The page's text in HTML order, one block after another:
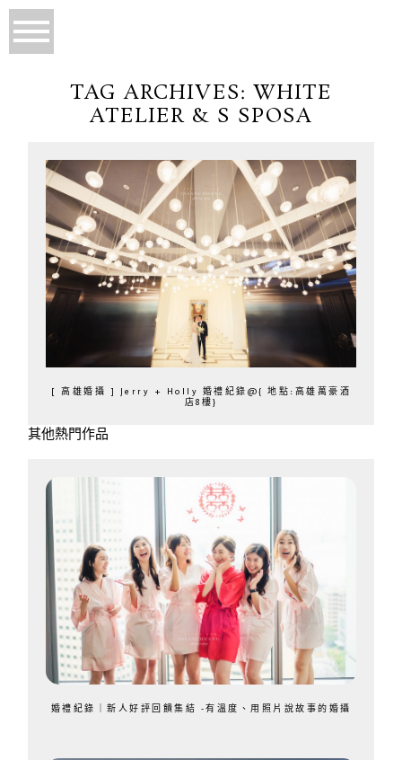
TAG ARCHIVES: WHITE
ATELIER & S SPOSA
[ 高雄婚攝 ] Jerry + Holly 婚禮紀錄@{ 地點:高雄萬豪酒
店8樓}
其他熱門作品
婚禮紀錄｜新人好評回饋集結 -有溫度、用照片說故事的婚攝